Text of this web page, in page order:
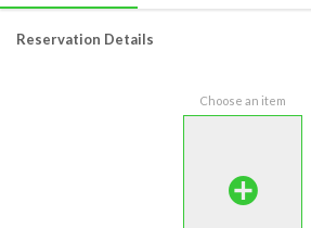
Reservation Details
Choose an item